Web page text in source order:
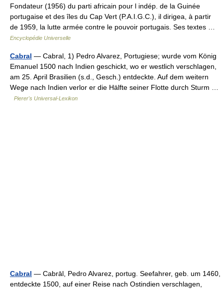
Fondateur (1956) du parti africain pour l indép. de la Guinée
portugaise et des îles du Cap Vert (P.A.I.G.C.), il dirigea, à partir
de 1959, la lutte armée contre le pouvoir portugais. Ses textes …
Encyclopédie Universelle
Cabral — Cabral, 1) Pedro Alvarez, Portugiese; wurde vom König
Emanuel 1500 nach Indien geschickt, wo er westlich verschlagen,
am 25. April Brasilien (s.d., Gesch.) entdeckte. Auf dem weitern
Wege nach Indien verlor er die Hälfte seiner Flotte durch Sturm …
Pierer's Universal-Lexikon
Cabral — Cabrāl, Pedro Alvarez, portug. Seefahrer, geb. um 1460,
entdeckte 1500, auf einer Reise nach Ostindien verschlagen,